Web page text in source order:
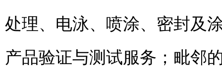
处理、电泳、喷涂、密封及
产品验证与测试服务；毗邻